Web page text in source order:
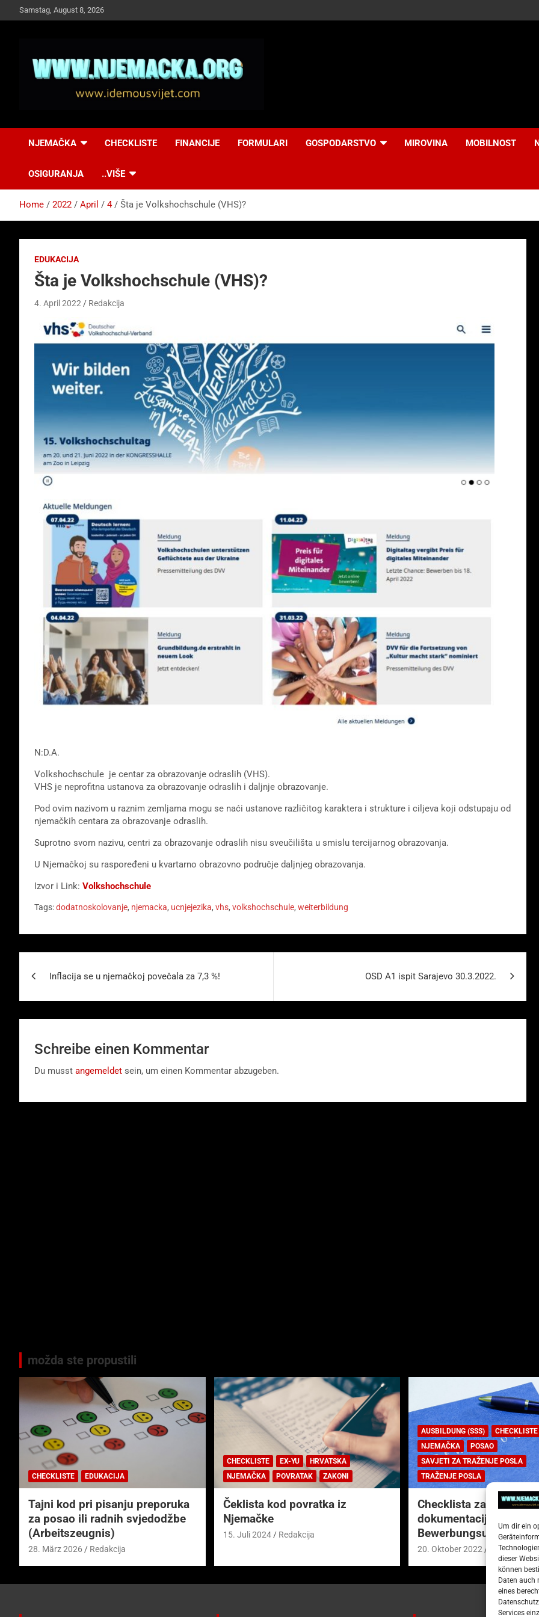
Um dir ein
dieser
können
Daten auch
eines
Services
to
Samstag, August 8, 2026
Idemo u Svijet-
NJEMAČKA CHECKLISTE FINANCIJE FORMULARI GOSPODARSTVO MIROVINA MOBILNOST
OSIGURANJA ..VIŠE
Home 2022 April 4 Šta je Volkshochschule (VHS)?
EDUKACIJA
Šta je Volkshochschule (VHS)?
4. April 2022 Redakcija
N:D.A.
Volkshochschule je centar za obrazovanje odraslih (VHS).
VHS je neprofitna ustanova za obrazovanje odraslih i daljnje obrazovanje.
Pod ovim nazivom u raznim zemljama mogu se naći ustanove različitog karaktera i strukture i ciljeva koji odstupaju od
njemačkih centara za obrazovanje odraslih.
Suprotno svom nazivu, centri za obrazovanje odraslih nisu sveučilišta u smislu tercijarnog obrazovanja.
U Njemačkoj su raspoređeni u kvartarno obrazovno područje daljnjeg obrazovanja.
Izvor i Link: Volkshochschule
Tags:dodatnoskolovanje, njemacka, ucnjejezika, vhs, volkshochschule, weiterbildung
Inflacija se u njemačkoj povečala za 7,3 %! OSD A1 ispit Sarajevo 30.3.2022.
Schreibe einen Kommentar
Du musst angemeldet sein, um einen Kommentar abzugeben.
možda ste propustili
CHECKLISTE EDUKACIJA
Tajni kod pri pisanju preporuka
za posao ili radnih svjedodžbe
(Arbeitszeugnis)
28. März 2026 Redakcija
CHECKLISTE EX-YU
HRVATSKA
NJEMAČKA
POVRATAK ZAKONI
Čeklista kod povratka iz
Njemačke
15. Juli 2024 Redakcija
AUSBILDUNG (SSS)
CHECKLISTE
NJEMAČKA
POSAO
SAVJETI ZA TRAŽENJE POSLA
TRAŽENJE POSLA
Checklista za prijavnu
dokumentaciju (njem.
20. Oktober 2022 Redakcija